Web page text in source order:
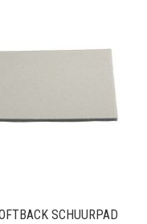
SCHUURPAD